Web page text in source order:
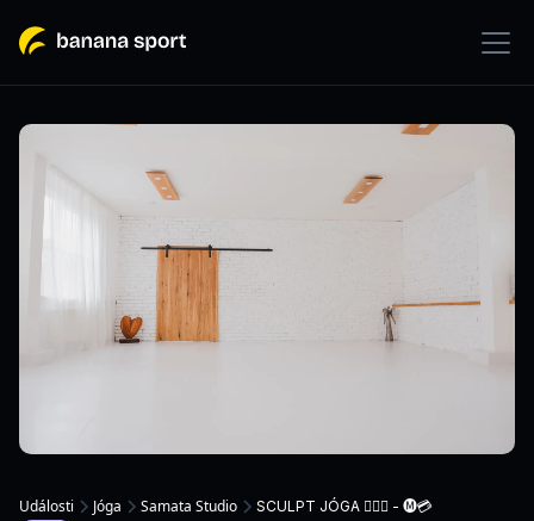
Události Jóga Samata Studio SCULPT JÓGA 🏋🏻‍♀️ - 🅜💳